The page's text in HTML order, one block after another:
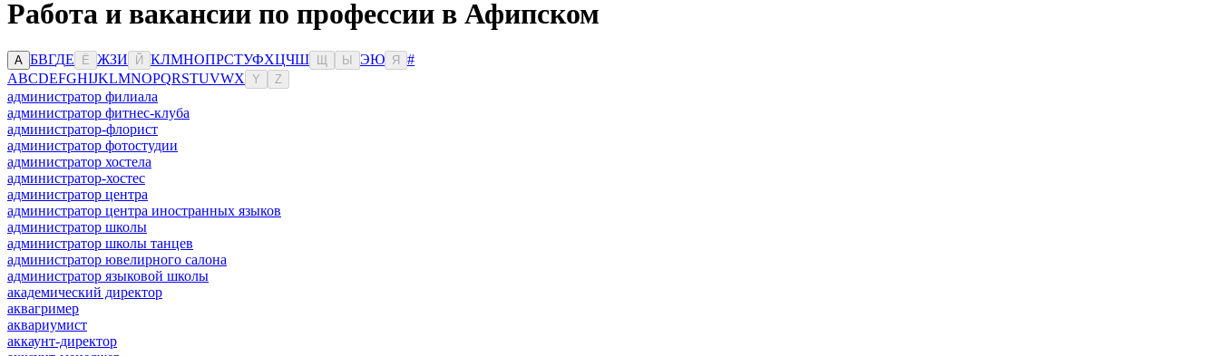
Работа и вакансии по профессии в Афипском
А БВГДЕ Ё ЖЗИ Й КЛМНОПРСТУФХЦЧШ Ы ЭЮ Я
#
ABCDEFGHIJKLMNOPQRSTUVWX Y Z
администратор филиала
администратор фитнес-клуба
администратор-флорист
администратор фотостудии
администратор хостела
администратор-хостес
администратор центра
администратор центра иностранных языков
администратор школы
администратор школы танцев
администратор ювелирного салона
администратор языковой школы
академический директор
аквагример
аквариумист
аккаунт-директор